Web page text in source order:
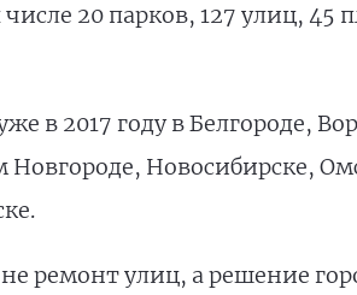
20 парков, 127 улиц, 45
в 2017 году в Белгороде,
Новосибирске,
ремонт улиц, а решение